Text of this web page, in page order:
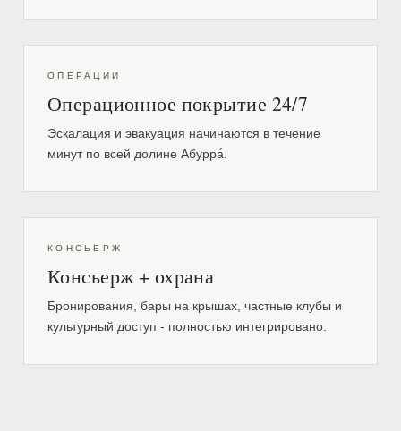
ОПЕРАЦИИ
Операционное покрытие 24/7
Эскалация и эвакуация начинаются в течение
минут по всей долине Абурра́.
КОНСЬЕРЖ
Консьерж + охрана
Бронирования, бары на крышах, частные клубы и
культурный доступ - полностью интегрировано.